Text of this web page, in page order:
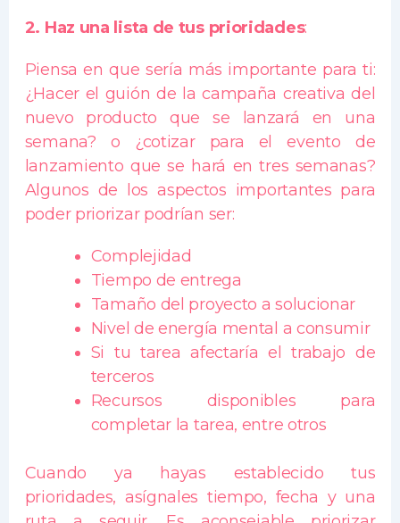
2. Haz una lista de tus prioridades:
Piensa en que sería más importante para ti:
¿Hacer el guión de la campaña creativa del
nuevo producto que se lanzará en una
semana? o ¿cotizar para el evento de
lanzamiento que se hará en tres semanas?
Algunos de los aspectos importantes para
poder priorizar podrían ser:
Complejidad
Tiempo de entrega
Tamaño del proyecto a solucionar
Nivel de energía mental a consumir
Si tu tarea afectaría el trabajo de
terceros
Recursos disponibles para
completar la tarea, entre otros
Cuando ya hayas establecido tus
prioridades, asígnales tiempo, fecha y una